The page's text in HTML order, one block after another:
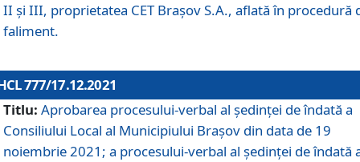
II și III, proprietatea CET Brașov S.A., aflată în procedură
faliment.
777/17.12.2021
Titlu: Aprobarea procesului-verbal al şedinţei de îndată a
Consiliului Local al Municipiului Braşov din data de 19
noiembrie 2021; a procesului-verbal al şedinţei de îndată